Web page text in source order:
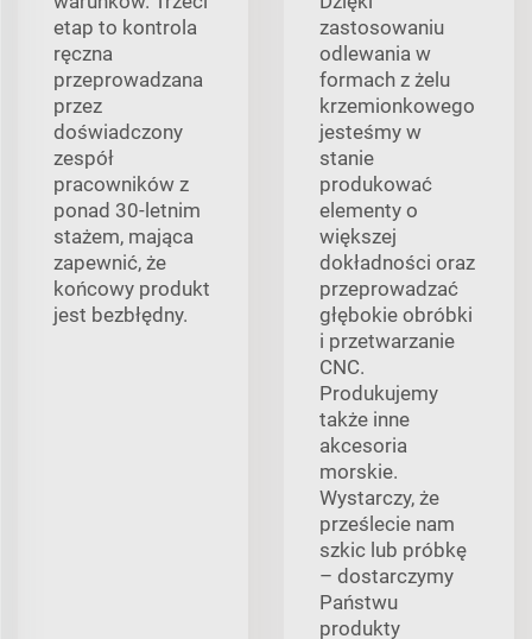
etap to kontrola
ręczna
przeprowadzana
przez
doświadczony
zespół
pracowników z
ponad 30-letnim
stażem, mająca
zapewnić, że
końcowy produkt
jest bezbłędny.
zastosowaniu
odlewania w
formach z żelu
krzemionkowego
jesteśmy w
stanie
produkować
elementy o
większej
dokładności oraz
przeprowadzać
głębokie obróbki
i przetwarzanie
CNC.
Produkujemy
także inne
akcesoria
morskie.
Wystarczy, że
prześlecie nam
szkic lub próbkę
– dostarczymy
Państwu
produkty